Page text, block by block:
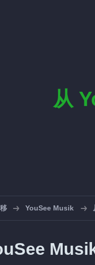
从
YouSee Musik